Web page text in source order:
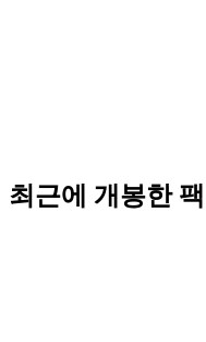
최근에 개봉한 팩